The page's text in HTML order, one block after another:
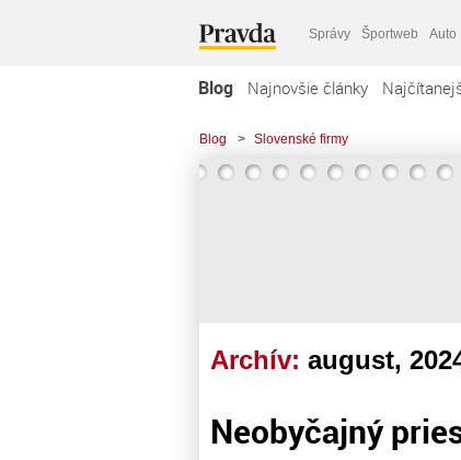
Správy Športweb Auto
Blog Najnovšie články
Blog > Slovenské firmy
Archív: august,
Neobyčajný